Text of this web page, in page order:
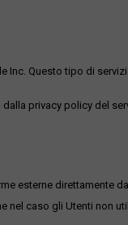
Inc. Questo tipo di
privacy policy del
esterne direttamente
nel caso gli Utenti non